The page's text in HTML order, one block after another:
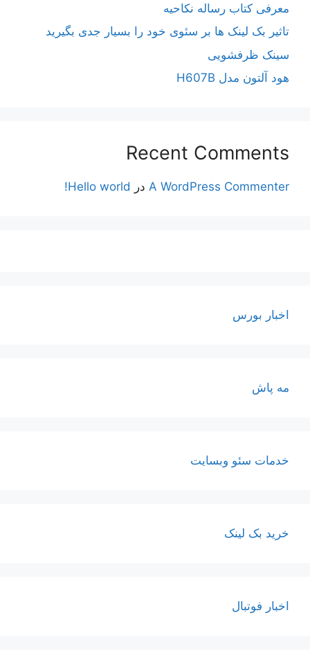
معرفی کتاب رساله نکاحیه
تاثیر بک لینک ها بر سئوی خود را بسیار جدی بگیرید
سینک ظرفشویی
هود آلتون مدل H607B
Recent Comments
A WordPress Commenter در Hello world!
اخبار بورس
مه پاش
خدمات سئو وبسایت
خرید بک لینک
اخبار فوتبال